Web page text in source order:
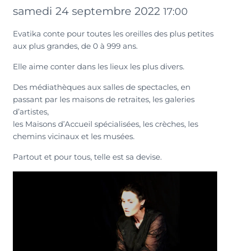
samedi 24 septembre 2022 17:00
Evatika conte pour toutes les oreilles des plus petites
aux plus grandes, de 0 à 999 ans.
Elle aime conter dans les lieux les plus divers.
Des médiathèques aux salles de spectacles, en
passant par les maisons de retraites, les galeries
d’artistes,
les Maisons d’Accueil spécialisées, les crèches, les
chemins vicinaux et les musées.
Partout et pour tous, telle est sa devise.